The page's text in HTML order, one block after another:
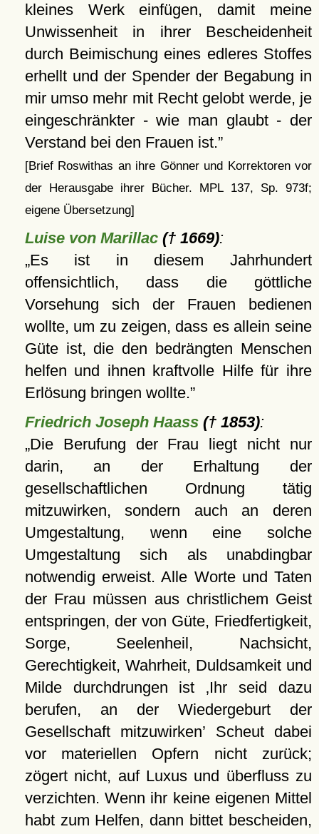
kleines Werk einfügen, damit meine
Unwissenheit in ihrer Bescheidenheit
durch Beimischung eines edleres Stoffes
erhellt und der Spender der Begabung in
mir umso mehr mit Recht gelobt werde, je
eingeschränkter - wie man glaubt - der
Verstand bei den Frauen ist.
[Brief Roswithas an ihre Gönner und Korrektoren vor
der Herausgabe ihrer Bücher. MPL 137, Sp. 973f;
eigene Übersetzung]
Luise von Marillac(† 1669):
Es ist in diesem Jahrhundert
offensichtlich, dass die göttliche
Vorsehung sich der Frauen bedienen
wollte, um zu zeigen, dass es allein seine
Güte ist, die den bedrängten Menschen
helfen und ihnen kraftvolle Hilfe für ihre
Erlösung bringen wollte.
Friedrich Joseph Haass(† 1853):
Die Berufung der Frau liegt nicht nur
darin, an der Erhaltung der
gesellschaftlichen Ordnung tätig
mitzuwirken, sondern auch an deren
Umgestaltung, wenn eine solche
Umgestaltung sich als unabdingbar
notwendig erweist. Alle Worte und Taten
der Frau müssen aus christlichem Geist
entspringen, der von Güte, Friedfertigkeit,
Sorge, Seelenheil, Nachsicht,
Gerechtigkeit, Wahrheit, Duldsamkeit und
Milde durchdrungen ist
Ihr seid dazu
berufen, an der Wiedergeburt der
Gesellschaft mitzuwirken
Scheut dabei
vor materiellen Opfern nicht zurück;
zögert nicht, auf Luxus und überfluss zu
verzichten. Wenn ihr keine eigenen Mittel
habt zum Helfen, dann bittet bescheiden,